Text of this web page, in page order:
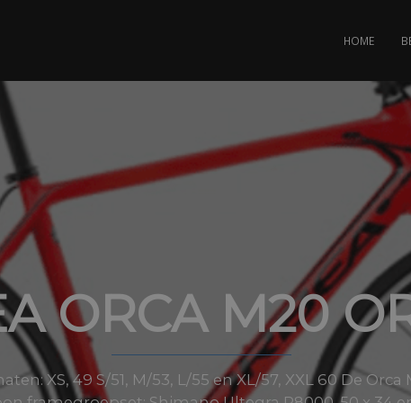
HOME
ORCA M20
XS, 49 S/51, M/53, L/55 en XL/57, XXL 60 De